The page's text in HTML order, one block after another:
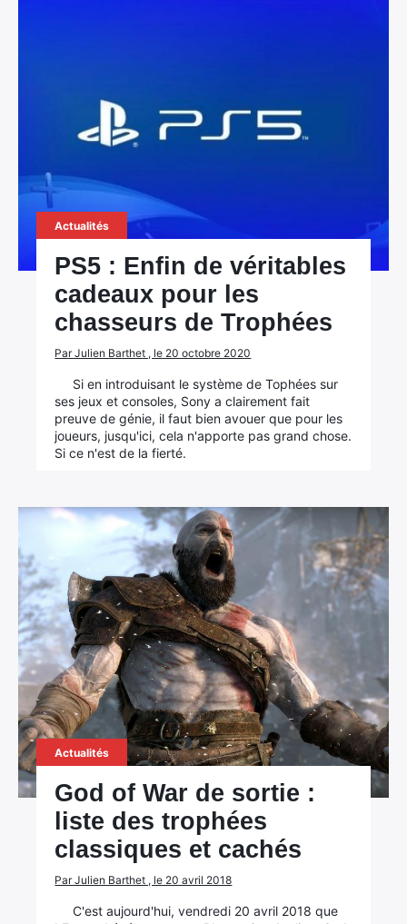
Actualités
PS5 : Enfin de véritables
cadeaux pour les
chasseurs de Trophées
Par Julien Barthet , le 20 octobre 2020
Si en introduisant le système de Tophées sur
ses jeux et consoles, Sony a clairement fait
preuve de génie, il faut bien avouer que pour les
joueurs, jusqu'ici, cela n'apporte pas grand chose.
Si ce n'est de la fierté.
Actualités
God of War de sortie :
liste des trophées
classiques et cachés
Par Julien Barthet , le 20 avril 2018
C'est aujourd'hui, vendredi 20 avril 2018 que